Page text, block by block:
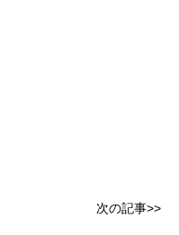
次の記事>>